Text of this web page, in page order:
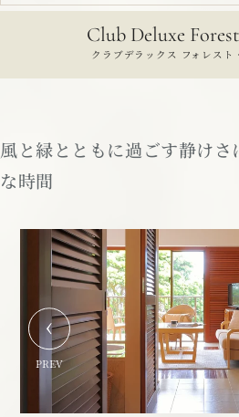
Club Deluxe
クラブデラックス フォレスト
風と緑とともに過ごす静けさ
な時間
PREV